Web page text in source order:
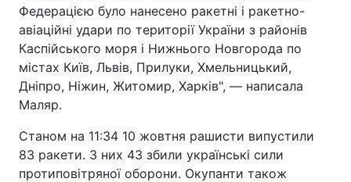
Федерацією було нанесено ракетні і ракетно-
авіаційні удари по території України з районів
Каспійського моря і Нижнього Новгорода по
містах Київ, Львів, Прилуки, Хмельницький,
Дніпро, Ніжин, Житомир, Харків", — написала
Маляр.
Станом на 11:34 10 жовтня рашисти випустили
83 ракети. З них 43 збили українські сили
протиповітряної оборони. Окупанти також